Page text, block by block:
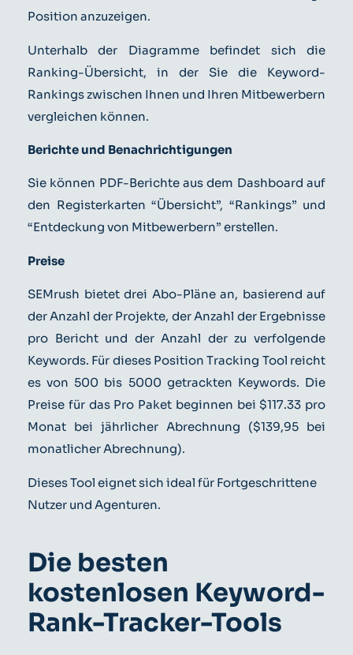
Position anzuzeigen.
Unterhalb der Diagramme befindet sich die
Ranking-Übersicht, in der Sie die Keyword-
Rankings zwischen Ihnen und Ihren Mitbewerbern
vergleichen können.
Berichte und Benachrichtigungen
Sie können PDF-Berichte aus dem Dashboard auf
den Registerkarten “Übersicht”, “Rankings” und
“Entdeckung von Mitbewerbern” erstellen.
Preise
SEMrush bietet drei Abo-Pläne an, basierend auf
der Anzahl der Projekte, der Anzahl der Ergebnisse
pro Bericht und der Anzahl der zu verfolgende
Keywords. Für dieses Position Tracking Tool reicht
es von 500 bis 5000 getrackten Keywords. Die
Preise für das Pro Paket beginnen bei $117.33 pro
Monat bei jährlicher Abrechnung ($139,95 bei
monatlicher Abrechnung).
Dieses Tool eignet sich ideal für Fortgeschrittene
Nutzer und Agenturen.
Die besten
kostenlosen Keyword-
Rank-Tracker-Tools